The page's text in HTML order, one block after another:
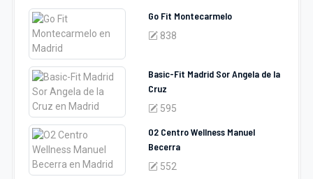
Go Fit Montecarmelo
838
Basic-Fit Madrid Sor Angela de la
Cruz
595
O2 Centro Wellness Manuel
Becerra
552